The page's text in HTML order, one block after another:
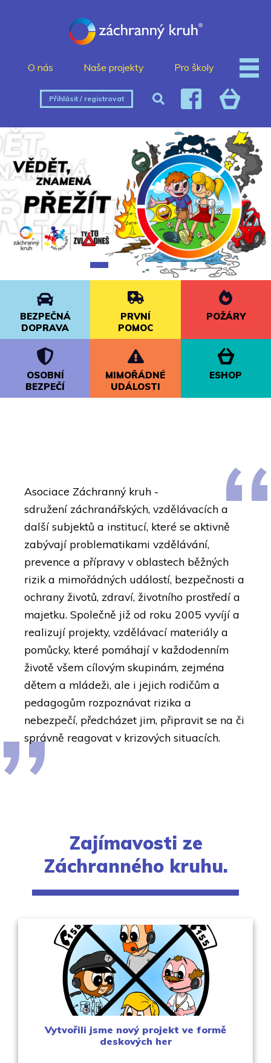
O nás Naše projekty Pro školy
Přihlásit / registrovat
BEZPEČNÁ
DOPRAVA
PRVNÍ
POMOC
POŽÁRY
OSOBNÍ
BEZPEČÍ
MIMOŘÁDNÉ
UDÁLOSTI
ESHOP
Asociace Záchranný kruh -
sdružení záchranářských, vzdělávacích a
další subjektů a institucí, které se aktivně
zabývají problematikami vzdělávání,
prevence a přípravy v oblastech běžných
rizik a mimořádných událostí, bezpečnosti a
ochrany životů, zdraví, životního prostředí a
majetku. Společně již od roku 2005 vyvíjí a
realizují projekty, vzdělávací materiály a
pomůcky, které pomáhají v každodenním
životě všem cílovým skupinám, zejména
dětem a mládeži, ale i jejich rodičům a
pedagogům rozpoznávat rizika a
nebezpečí, předcházet jim, připravit se na či
správně reagovat v krizových situacích.
Zajímavosti ze
Záchranného kruhu.
Vytvořili jsme nový projekt ve formě
deskových her